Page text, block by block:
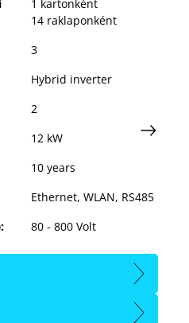
1 kartonként
14 raklaponként
3
Hybrid inverter
2
12 kW
10 years
Ethernet, WLAN, RS485
80 - 800 Volt